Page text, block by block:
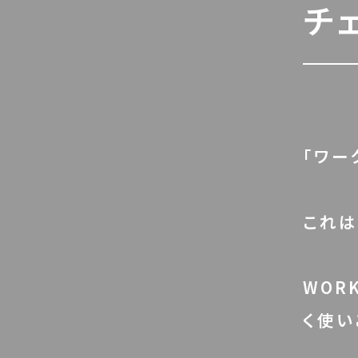
チ
「ワ
これ
く使